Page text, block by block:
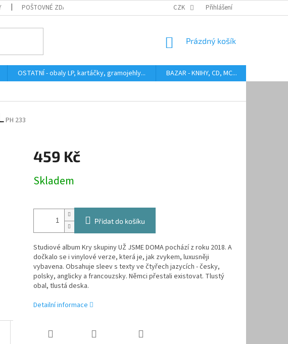
POŠTOVNÉ ZDARMA HODNOCENÍ STAVU BAZAROVÝCH LP AUDIOKAZETY ANEB
CZK Přihlášení
NÁKUPNÍ
Prázdný košík
OSTATNÍ - obaly LP, kartáčky, gramojehly... BAZAR - KNIHY, CD, MC...
PH 233
459 Kč
cena:
Skladem
Přidat do košíku
Studiové album Kry skupiny UŽ JSME DOMA pochází z roku 2018. A
dočkalo se i vinylové verze, která je, jak zvykem, luxusněji
vybavena. Obsahuje sleev s texty ve čtyřech jazycích - česky,
polsky, anglicky a francouzsky. Němci přestali existovat. Tlustý
obal, tlustá deska.
Detailní informace